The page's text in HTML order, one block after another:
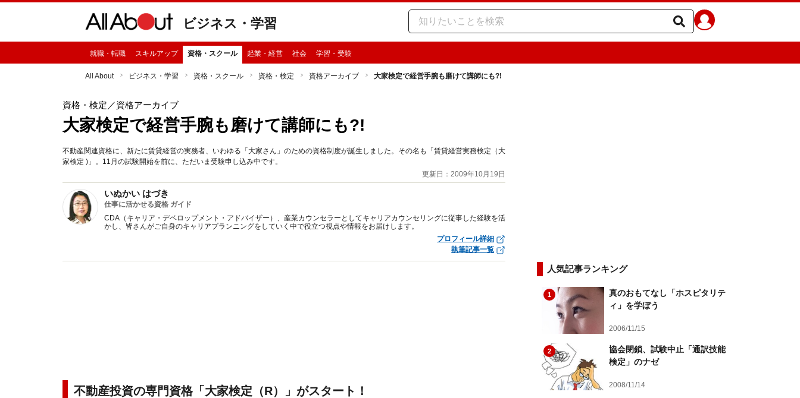
ビジネス・学習
就職・転職 スキルアップ 資格・スクール 起業・経営 社会 学習・受験
All About ビジネス・学習 資格・スクール 資格・検定 資格アーカイブ 大家検定で経営手腕も磨けて講師にも?!
資格・検定 ／資格アーカイブ
大家検定で経営手腕も磨けて講師にも?!
不動産関連資格に、新たに賃貸経営の実務者、いわゆる「大家さん」のための資格制度が誕生しました。その名も「賃貸経営実務検定（大
家検定 )」。11月の試験開始を前に、ただいま受験申し込み中です。
更新日：2009年10月19日
いぬかい はづき
仕事に活かせる資格 ガイド
CDA（キャリア・デベロップメント・アドバイザー）、産業カウンセラーとしてキャリアカウンセリングに従事した経験を活
かし、皆さんがご自身のキャリアプランニングをしていく中で役立つ視点や情報をお届けします。
プロフィール詳細
執筆記事一覧
不動産投資の専門資格「大家検定（R）」がスタート！
人気記事ランキング
1
真のおもてなし「ホスピタリテ
ィ」を学ぼう
2006/11/15
2
協会閉鎖、試験中止「通訳技能
検定」のナゼ
2008/11/14